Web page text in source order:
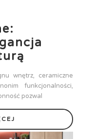
wnętrz, ceramiczne
funkcjonalności,
pozwal